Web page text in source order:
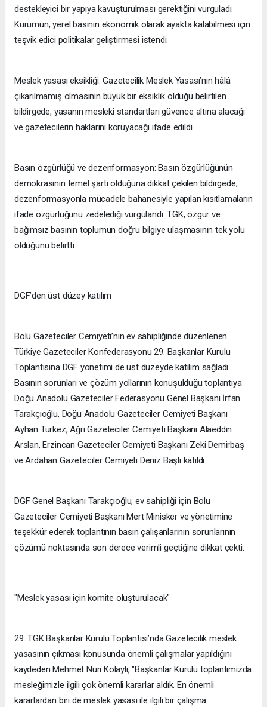
destekleyici bir yapıya kavuşturulması gerektiğini vurguladı.
Kurumun, yerel basının ekonomik olarak ayakta kalabilmesi için
teşvik edici politikalar geliştirmesi istendi.
Meslek yasası eksikliği: Gazetecilik Meslek Yasası’nın hâlâ
çıkarılmamış olmasının büyük bir eksiklik olduğu belirtilen
bildirgede, yasanın mesleki standartları güvence altına alacağı
ve gazetecilerin haklarını koruyacağı ifade edildi.
Basın özgürlüğü ve dezenformasyon: Basın özgürlüğünün
demokrasinin temel şartı olduğuna dikkat çekilen bildirgede,
dezenformasyonla mücadele bahanesiyle yapılan kısıtlamaların
ifade özgürlüğünü zedelediği vurgulandı. TGK, özgür ve
bağımsız basının toplumun doğru bilgiye ulaşmasının tek yolu
olduğunu belirtti.
DGF’den üst düzey katılım
Bolu Gazeteciler Cemiyeti’nin ev sahipliğinde düzenlenen
Türkiye Gazeteciler Konfederasyonu 29. Başkanlar Kurulu
Toplantısına DGF yönetimi de üst düzeyde katılım sağladı.
Basının sorunları ve çözüm yollarının konuşulduğu toplantıya
Doğu Anadolu Gazeteciler Federasyonu Genel Başkanı İrfan
Tarakçıoğlu, Doğu Anadolu Gazeteciler Cemiyeti Başkanı
Ayhan Türkez, Ağrı Gazeteciler Cemiyeti Başkanı Alaeddin
Arslan, Erzincan Gazeteciler Cemiyeti Başkanı Zeki Demirbaş
ve Ardahan Gazeteciler Cemiyeti Deniz Başlı katıldı.
DGF Genel Başkanı Tarakçıoğlu, ev sahipliği için Bolu
Gazeteciler Cemiyeti Başkanı Mert Minisker ve yönetimine
teşekkür ederek toplantının basın çalışanlarının sorunlarının
çözümü noktasında son derece verimli geçtiğine dikkat çekti.
"Meslek yasası için komite oluşturulacak"
29. TGK Başkanlar Kurulu Toplantısı’nda Gazetecilik meslek
yasasının çıkması konusunda önemli çalışmalar yapıldığını
kaydeden Mehmet Nuri Kolaylı, "Başkanlar Kurulu toplantımızda
mesleğimizle ilgili çok önemli kararlar aldık. En önemli
kararlardan biri de meslek yasası ile ilgili bir çalışma